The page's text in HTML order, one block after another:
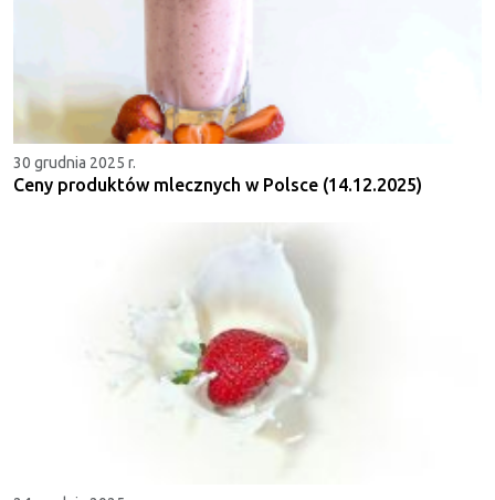
30 grudnia 2025 r.
Ceny produktów mlecznych w Polsce (14.12.2025)